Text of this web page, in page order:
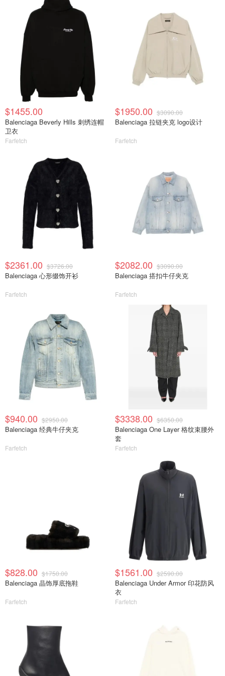
$1455.00
Balenciaga Beverly Hills 刺绣连帽
卫衣
Farfetch
$1950.00 $3090.00
Balenciaga 拉链夹克 logo设计
Farfetch
$2361.00 $3726.00
Balenciaga 心形缀饰开衫
Farfetch
$2082.00 $3090.00
Balenciaga 搭扣牛仔夹克
Farfetch
$940.00 $2950.00
Balenciaga 经典牛仔夹克
Farfetch
$3338.00 $6350.00
Balenciaga One Layer 格纹束腰外
套
Farfetch
$828.00 $1750.00
Balenciaga 晶饰厚底拖鞋
Farfetch
$1561.00 $2590.00
Balenciaga Under Armor 印花防风
衣
Farfetch